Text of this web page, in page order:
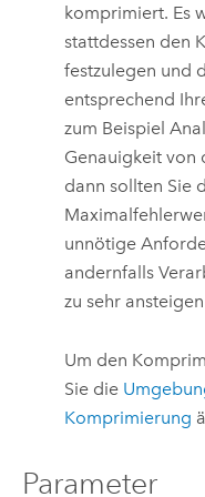
komprimiert. Es
stattdessen den
festzulegen und
entsprechend
zum Beispiel
Genauigkeit von
dann sollten Sie
unnötige
andernfalls
zu sehr
Um den
Sie die
Komprimierung
Parameter